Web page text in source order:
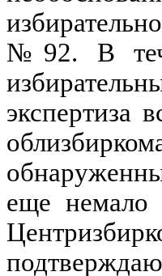
№92. В
экспертиза
еще немало